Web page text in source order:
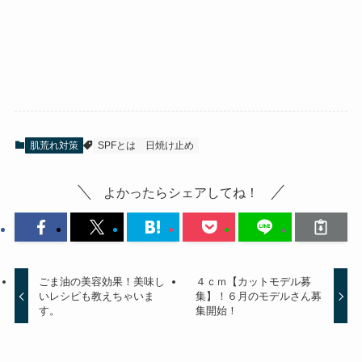
肌荒れ対策 SPFとは 日焼け止め
よかったらシェアしてね！
ごま油の美容効果！美味し
いレシピも教えちゃいま
す。
４ｃｍ【カットモデル募
集】！６月のモデルさん募
集開始！